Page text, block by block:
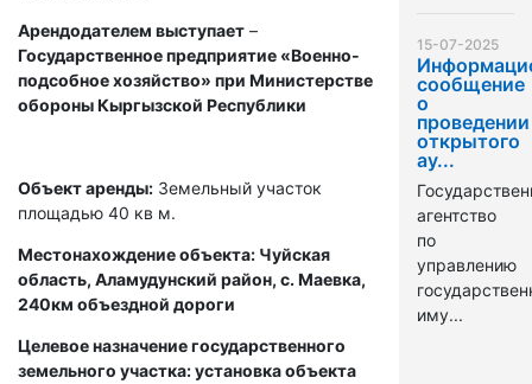
Арендодателем выступает –
Государственное предприятие «Военно-
подсобное хозяйство» при Министерстве
обороны Кыргызской Республики
Объект аренды: Земельный участок
площадью 40 кв м.
Местонахождение объекта: Чуйская
область, Аламудунский район, с. Маевка,
240км объездной дороги
Целевое назначение государственного
земельного участка: установка объекта
15-07-2025
сообщение
о
проведении
открытого
ау...
агентство
по
управлению
иму...